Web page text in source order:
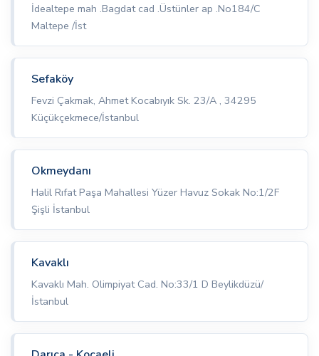
İdealtepe mah .Bagdat cad .Üstünler ap .No184/C
Maltepe /İst
Sefaköy
Fevzi Çakmak, Ahmet Kocabıyık Sk. 23/A , 34295
Küçükçekmece/İstanbul
Okmeydanı
Halil Rıfat Paşa Mahallesi Yüzer Havuz Sokak No:1/2F
Şişli İstanbul
Kavaklı
Kavaklı Mah. Olimpiyat Cad. No:33/1 D Beylikdüzü/
İstanbul